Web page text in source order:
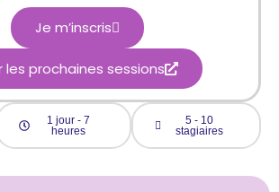
Je m’inscris
les prochaines sessions
1 jour - 7
heures
5 - 10
stagiaires